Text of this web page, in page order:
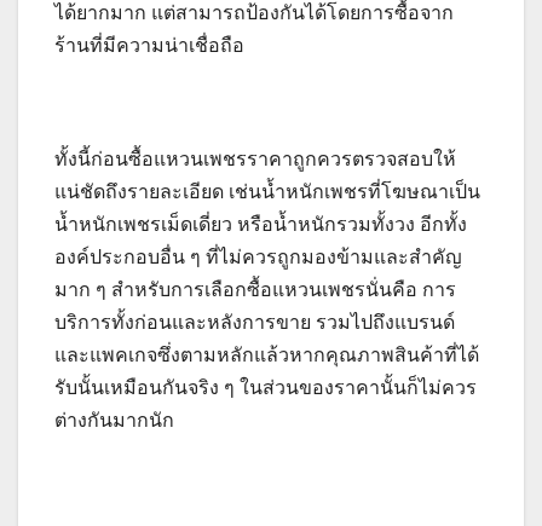
ได้ยากมาก แต่สามารถป้องกันได้โดยการซื้อจาก
ร้านที่มีความน่าเชื่อถือ
ทั้งนี้ก่อนซื้อแหวนเพชรราคาถูกควรตรวจสอบให้
แน่ชัดถึงรายละเอียด เช่นน้ำหนักเพชรที่โฆษณาเป็น
น้ำหนักเพชรเม็ดเดี่ยว หรือน้ำหนักรวมทั้งวง อีกทั้ง
องค์ประกอบอื่น ๆ ที่ไม่ควรถูกมองข้ามและสำคัญ
มาก ๆ สำหรับการเลือกซื้อแหวนเพชรนั่นคือ การ
บริการทั้งก่อนและหลังการขาย รวมไปถึงแบรนด์
และแพคเกจซึ่งตามหลักแล้วหากคุณภาพสินค้าที่ได้
รับนั้นเหมือนกันจริง ๆ ในส่วนของราคานั้นก็ไม่ควร
ต่างกันมากนัก